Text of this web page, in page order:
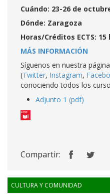
Cuándo: 23-26 de
Dónde: Zaragoza
Horas/Créditos ECTS: 15
MÁS INFORMACIÓN
Síguenos en nuestra
(Twitter, Instagram,
conociendo todos los
Adjunto 1 (pdf)
Compartir:
CULTURA Y COMUNIDAD